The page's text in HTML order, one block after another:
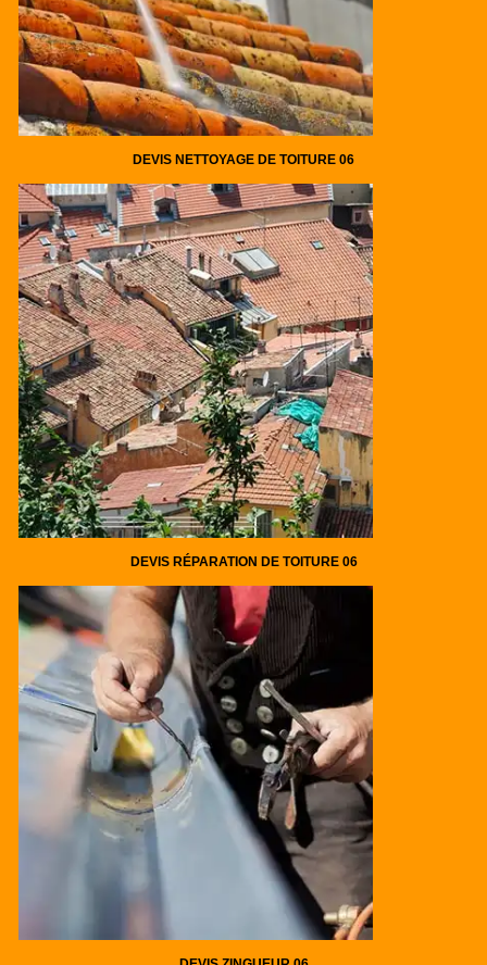
DEVIS NETTOYAGE DE TOITURE 06
DEVIS RÉPARATION DE TOITURE 06